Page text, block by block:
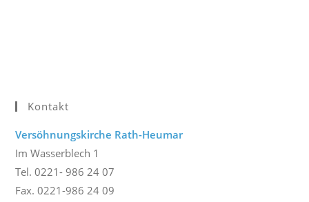
Kontakt
Versöhnungskirche Rath-Heumar
Im Wasserblech 1
Tel. 0221- 986 24 07
Fax. 0221-986 24 09